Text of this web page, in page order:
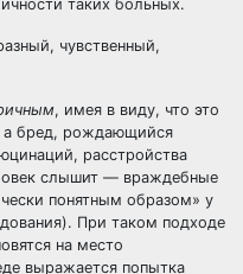
таких больных.
чувственный,
, имея в виду, что это
а бред, рождающийся
расстройства
слышит — враждебные
понятным образом» у
При таком подходе
на место
выражается попытка